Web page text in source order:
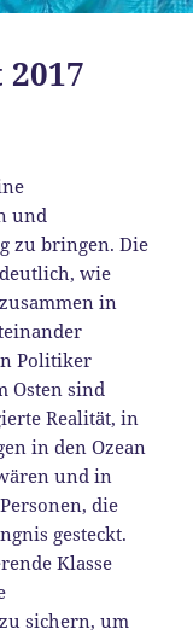
und
zu bringen. Die
wie
in
Politiker
Osten sind
Realität, in
in den Ozean
und in
die
gesteckt.
Klasse
sichern, um